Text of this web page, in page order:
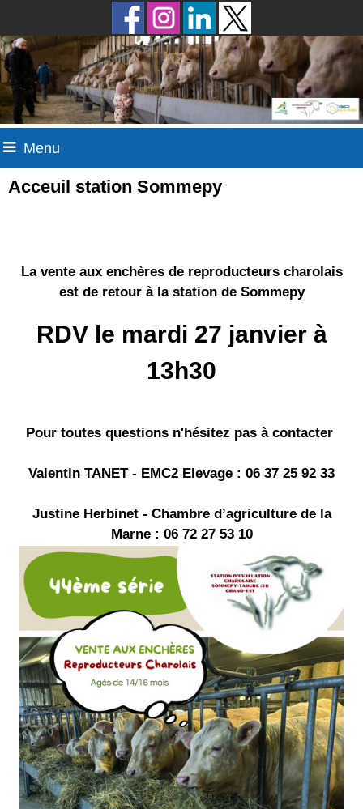
Menu
Acceuil station Sommepy
La vente aux enchères de reproducteurs charolais
est de retour à la station de Sommepy
RDV le mardi 27 janvier à
13h30
Pour toutes questions n'hésitez pas à contacter
Valentin TANET - EMC2 Elevage : 06 37 25 92 33
Justine Herbinet - Chambre d’agriculture de la
Marne : 06 72 27 53 10